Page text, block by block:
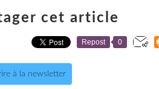
cet article
Repost 0
à la newsletter